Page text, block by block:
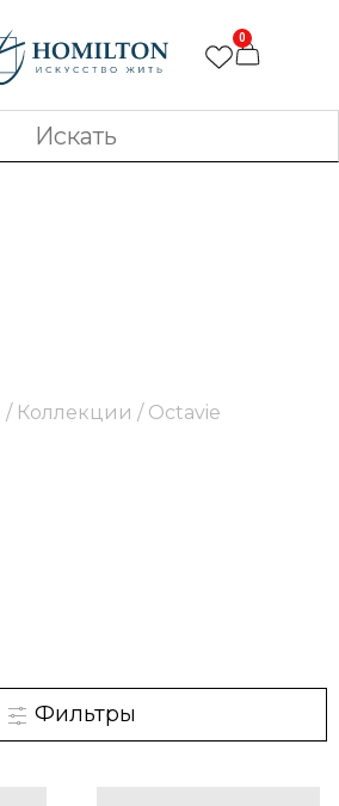
0
/ Коллекции / Octavie
Фильтры